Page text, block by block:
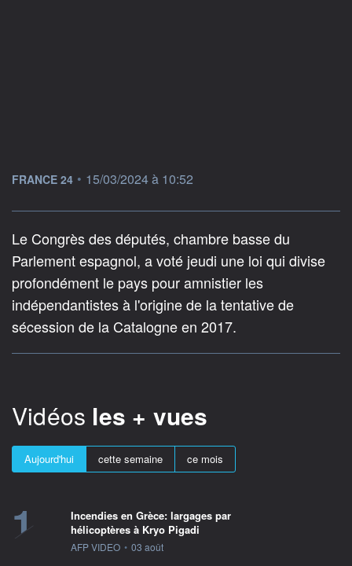
information fournie par
FRANCE 24 • 15/03/2024 à 10:52
Le Congrès des députés, chambre basse du
Parlement espagnol, a voté jeudi une loi qui divise
profondément le pays pour amnistier les
indépendantistes à l'origine de la tentative de
sécession de la Catalogne en 2017.
Vidéos les + vues
Aujourd'hui cette semaine ce mois
1
Incendies en Grèce: largages par
hélicoptères à Kryo Pigadi
information fournie par
AFP VIDEO • 03 août